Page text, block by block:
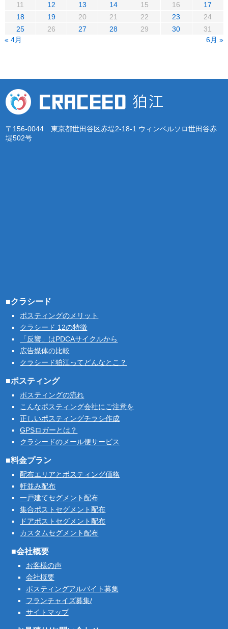
« 4月 6月 »
11
12 13 14 15 16
17
18
19 20 21 22 23
24
25
26 27 28 29 30 31
〒156-0044 東京都世田谷区赤堤2-18-1 ウィンベルソロ世田谷赤
堤502号
■クラシード
ポスティングのメリット
クラシード 12の特徴
「反響」はPDCAサイクルから
広告媒体の比較
クラシード狛江ってどんなとこ？
■ポスティング
ポスティングの流れ
こんなポスティング会社にご注意を
正しいポスティングチラシ作成
GPSロガーとは？
クラシードのメール便サービス
■料金プラン
配布エリアとポスティング価格
軒並み配布
一戸建てセグメント配布
集合ポストセグメント配布
ドアポストセグメント配布
カスタムセグメント配布
■会社概要
お客様の声
会社概要
ポスティングアルバイト募集
フランチャイズ募集/
サイトマップ